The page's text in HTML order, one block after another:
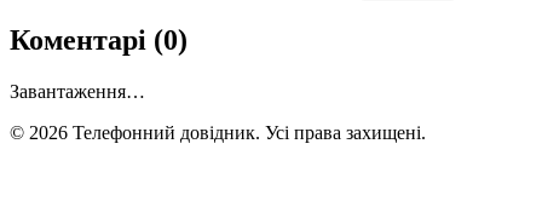
Коментарі (0)
Завантаження…
© 2026 Телефонний довідник. Усі права захищені.